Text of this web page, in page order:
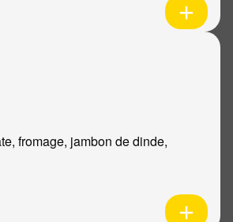
fromage, jambon de dinde,